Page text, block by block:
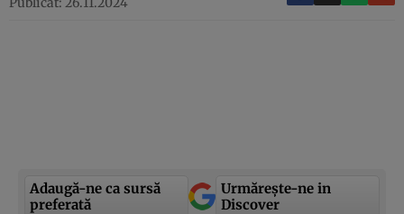
Adaugă-ne ca sursă
preferată
Urmărește-ne in
Discover